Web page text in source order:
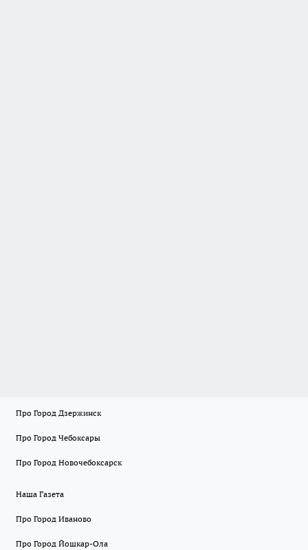
Про Город Дзержинск
Про Город Чебоксары
Про Город Новочебоксарск
Наша Газета
Про Город Иваново
Про Город Йошкар-Ола